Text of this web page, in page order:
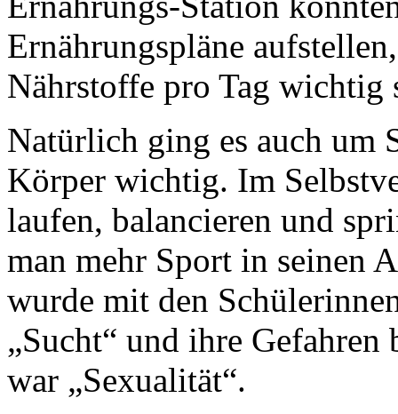
Ernährungspläne
Nährstoffe pro Tag wichtig
Natürlich ging es auch um
Körper wichtig. Im
laufen, balancieren und
man mehr Sport in seinen
wurde mit den
„Sucht“ und ihre Gefahren
war „Sexualität“.